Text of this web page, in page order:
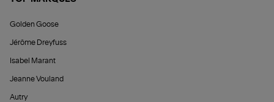
Golden Goose
Jérôme Dreyfuss
Isabel Marant
Jeanne Vouland
Autry